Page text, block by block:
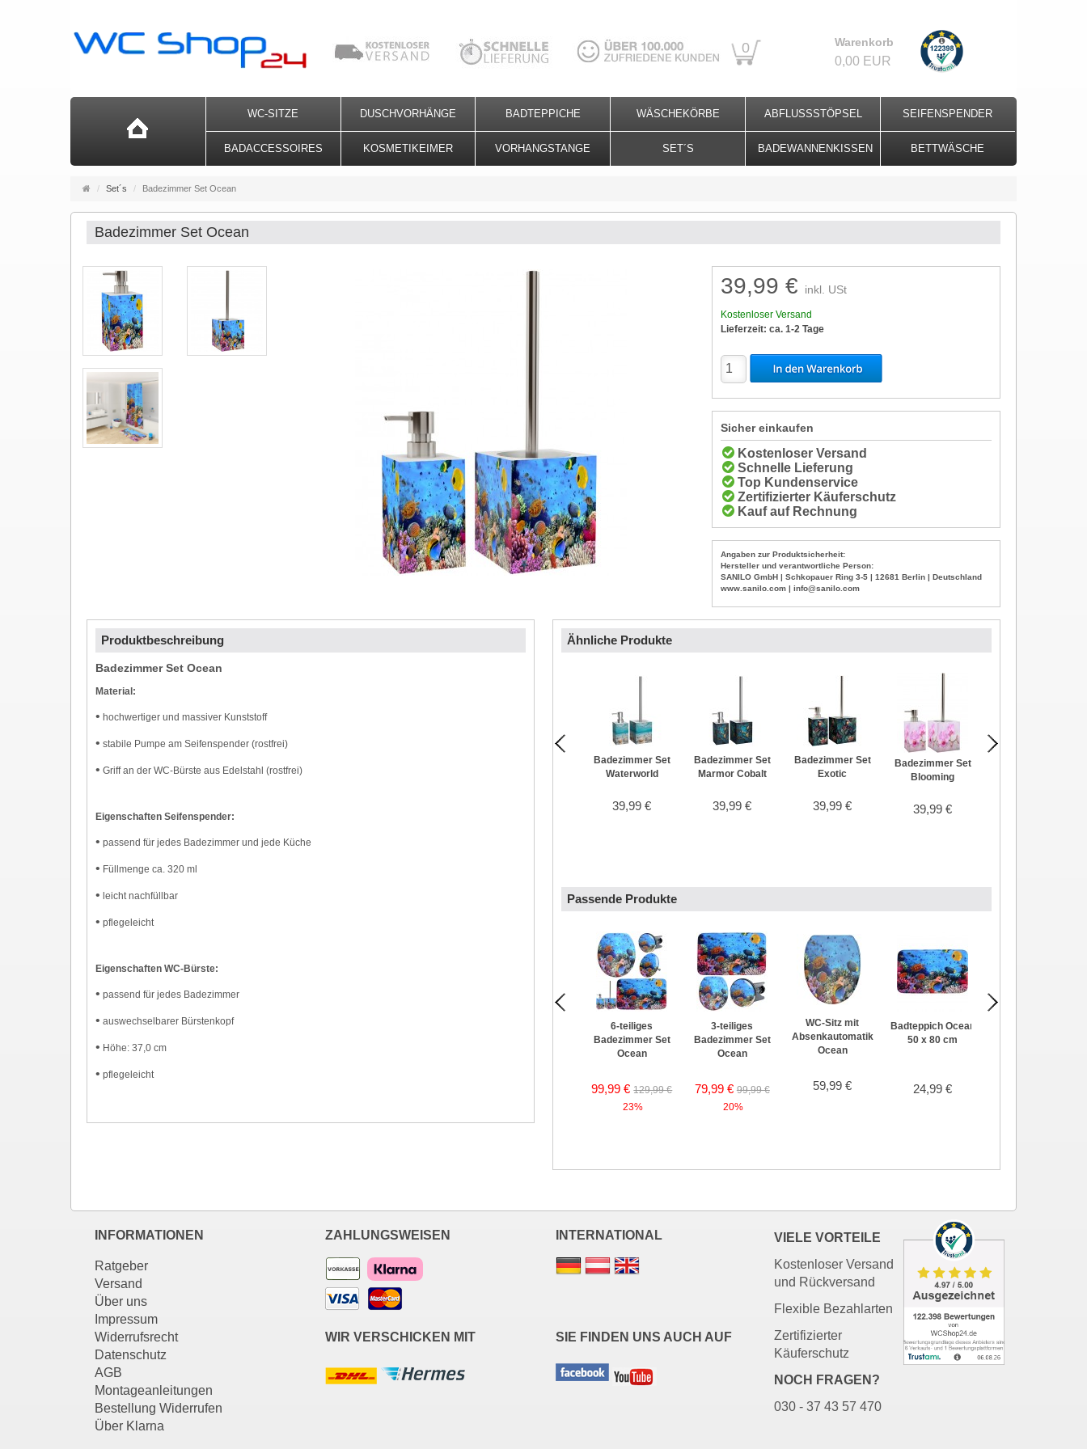
0 Warenkorb
0,00 EUR
WC-SITZE DUSCHVORHÄNGE BADTEPPICHE WÄSCHEKÖRBE ABFLUSSSTÖPSEL SEIFENSPENDER
BADACCESSOIRES KOSMETIKEIMER VORHANGSTANGE SET´S BADEWANNENKISSEN BETTWÄSCHE
Startseite
Set´s Badezimmer Set Ocean
Badezimmer Set Ocean
39,99 € inkl. USt
Kostenloser Versand
Lieferzeit: ca. 1-2 Tage
Sicher einkaufen
Kostenloser Versand
Schnelle Lieferung
Top Kundenservice
Zertifizierter Käuferschutz
Kauf auf Rechnung
Angaben zur Produktsicherheit:
Hersteller und verantwortliche Person:
SANILO GmbH | Schkopauer Ring 3-5 | 12681 Berlin | Deutschland
www.sanilo.com | info@sanilo.com
Produktbeschreibung
Badezimmer Set Ocean
Material:
• hochwertiger und massiver Kunststoff
• stabile Pumpe am Seifenspender (rostfrei)
• Griff an der WC-Bürste aus Edelstahl (rostfrei)
Eigenschaften Seifenspender:
• passend für jedes Badezimmer und jede Küche
• Füllmenge ca. 320 ml
• leicht nachfüllbar
• pflegeleicht
Eigenschaften WC-Bürste:
• passend für jedes Badezimmer
• auswechselbarer Bürstenkopf
• Höhe: 37,0 cm
• pflegeleicht
Ähnliche Produkte
Badezimmer Set
Waterworld
39,99 €
Badezimmer Set
Marmor Cobalt
39,99 €
Badezimmer Set
Exotic
39,99 €
Badezimmer Set
Blooming
39,99 €
Passende Produkte
6-teiliges
Badezimmer Set
Ocean
99,99 €129,99 €
23%
3-teiliges
Badezimmer Set
Ocean
79,99 € 99,99 €
20%
WC-Sitz mit
Absenkautomatik
Ocean
59,99 €
Badteppich Ocean
50 x 80 cm
24,99 €
VIELE VORTEILE
Kostenloser Versand
und Rückversand
Flexible Bezahlarten
Zertifizierter
Käuferschutz
NOCH FRAGEN?
030 - 37 43 57 470
INFORMATIONEN
Ratgeber
Versand
Über uns
Impressum
Widerrufsrecht
Datenschutz
AGB
Montageanleitungen
Bestellung Widerrufen
Über Klarna
ZAHLUNGSWEISEN INTERNATIONAL
WIR VERSCHICKEN MIT SIE FINDEN UNS AUCH AUF